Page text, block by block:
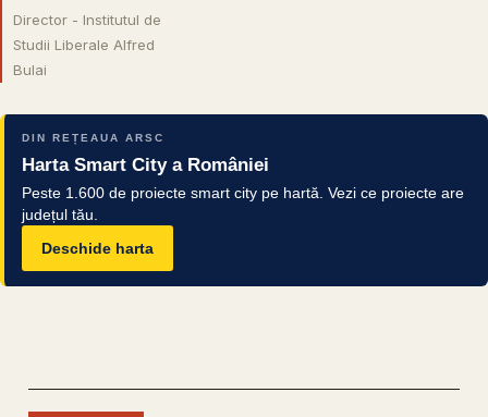
Director - Institutul de
Studii Liberale Alfred
Bulai
DIN REȚEAUA ARSC
Harta Smart City a României
Peste 1.600 de proiecte smart city pe hartă. Vezi ce proiecte are
județul tău.
Deschide harta